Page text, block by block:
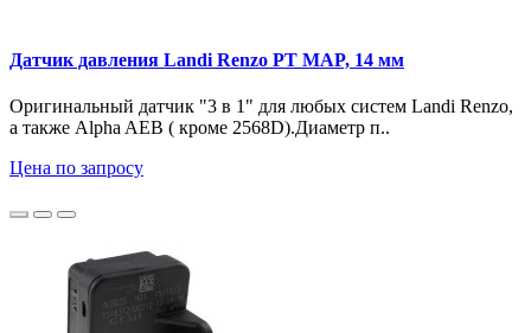
Датчик давления Landi Renzo PT MAP, 14 мм
Оригинальный датчик "3 в 1" для любых систем Landi Renzo,
а также Alpha AEB ( кроме 2568D).Диаметр п..
Цена по запросу